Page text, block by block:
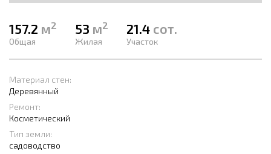
157.2 м2
Общая
53 м2
Жилая
21.4 сот.
Участок
Материал стен:
Деревянный
Ремонт:
Косметический
Тип земли:
садоводство